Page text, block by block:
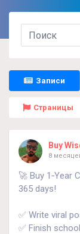
Записи
Страницы
Buy
8
🚀 Buy 1‑Year
365 days!
✅ Write viral
✅ Finish